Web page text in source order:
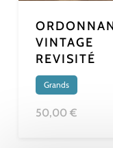
VINTAGE
REVISITÉ
Grands
50,00 €